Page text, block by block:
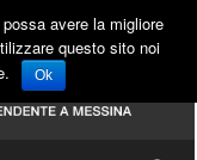
avere la migliore
questo sito noi
Ok